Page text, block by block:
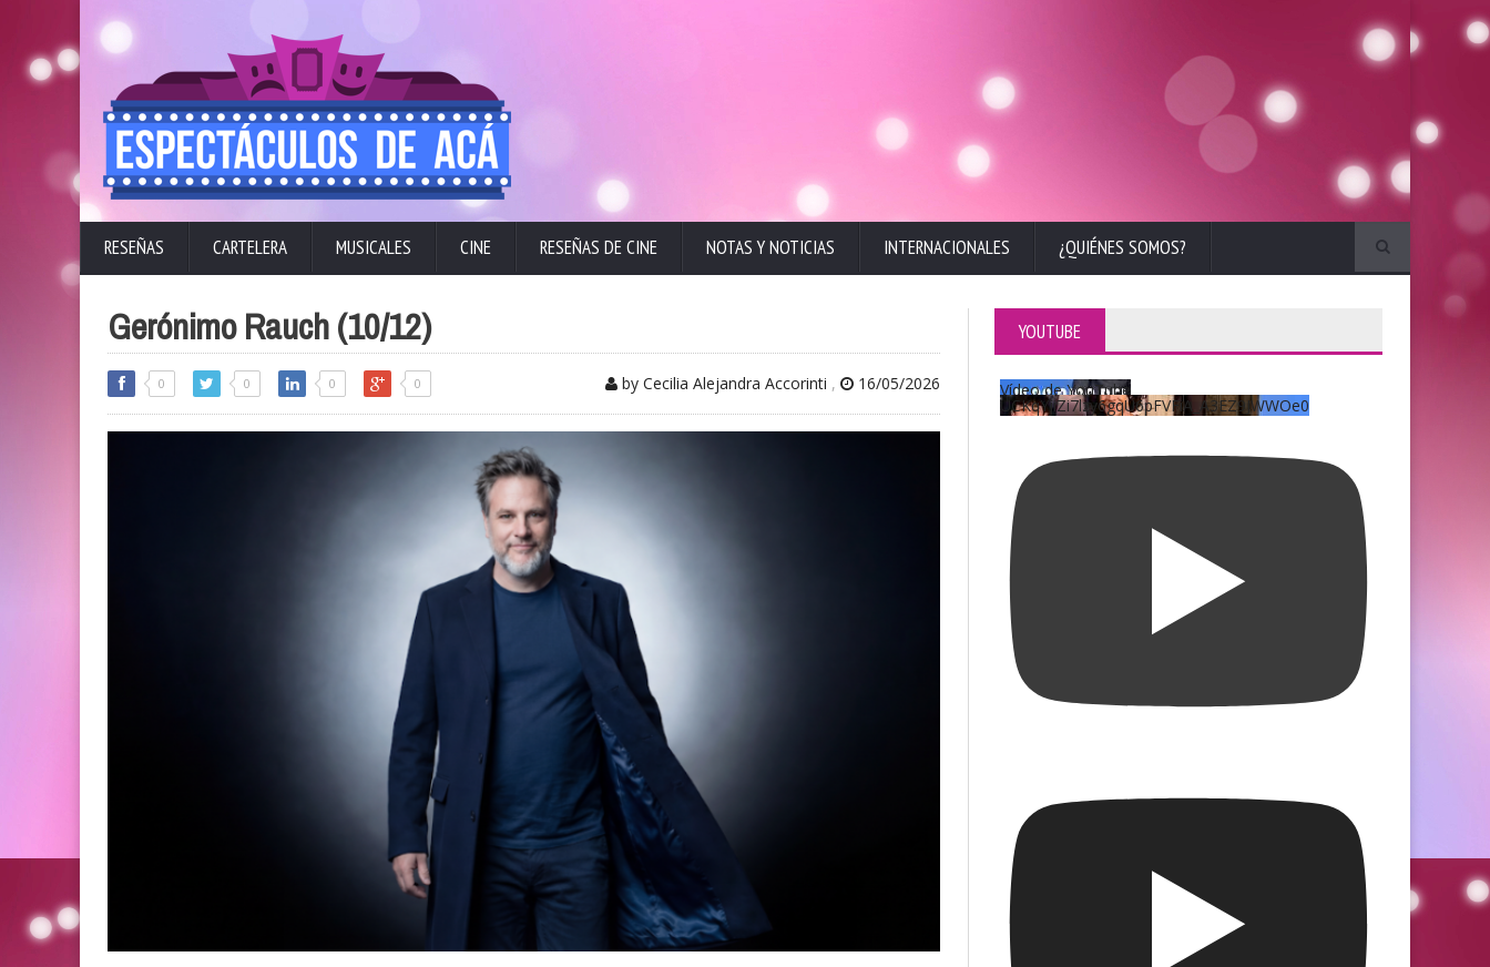
RESEÑAS CARTELERA MUSICALES CINE RESEÑAS DE CINE NOTAS Y NOTICIAS INTERNACIONALES ¿QUIÉNES SOMOS?
Gerónimo Rauch (10/12)
0 0 0 0 by Cecilia Alejandra Accorinti , 16/05/2026
YOUTUBE
Vídeo de YouTube
UCKqYjiZi7lzy6gqU6pFVFiA_A3EZ9JWWOe0